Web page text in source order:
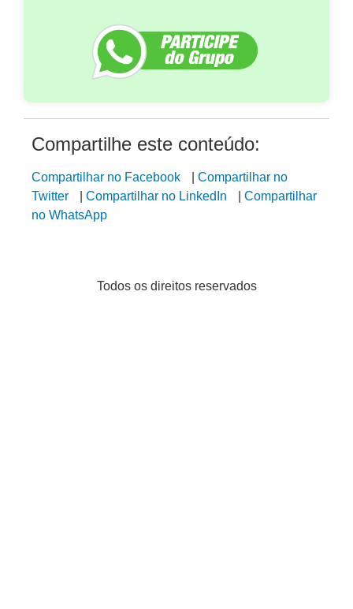
Compartilhe este conteúdo:
Compartilhar no Facebook | Compartilhar no
Twitter
| Compartilhar no LinkedIn | Compartilhar
no WhatsApp
Todos os direitos reservados